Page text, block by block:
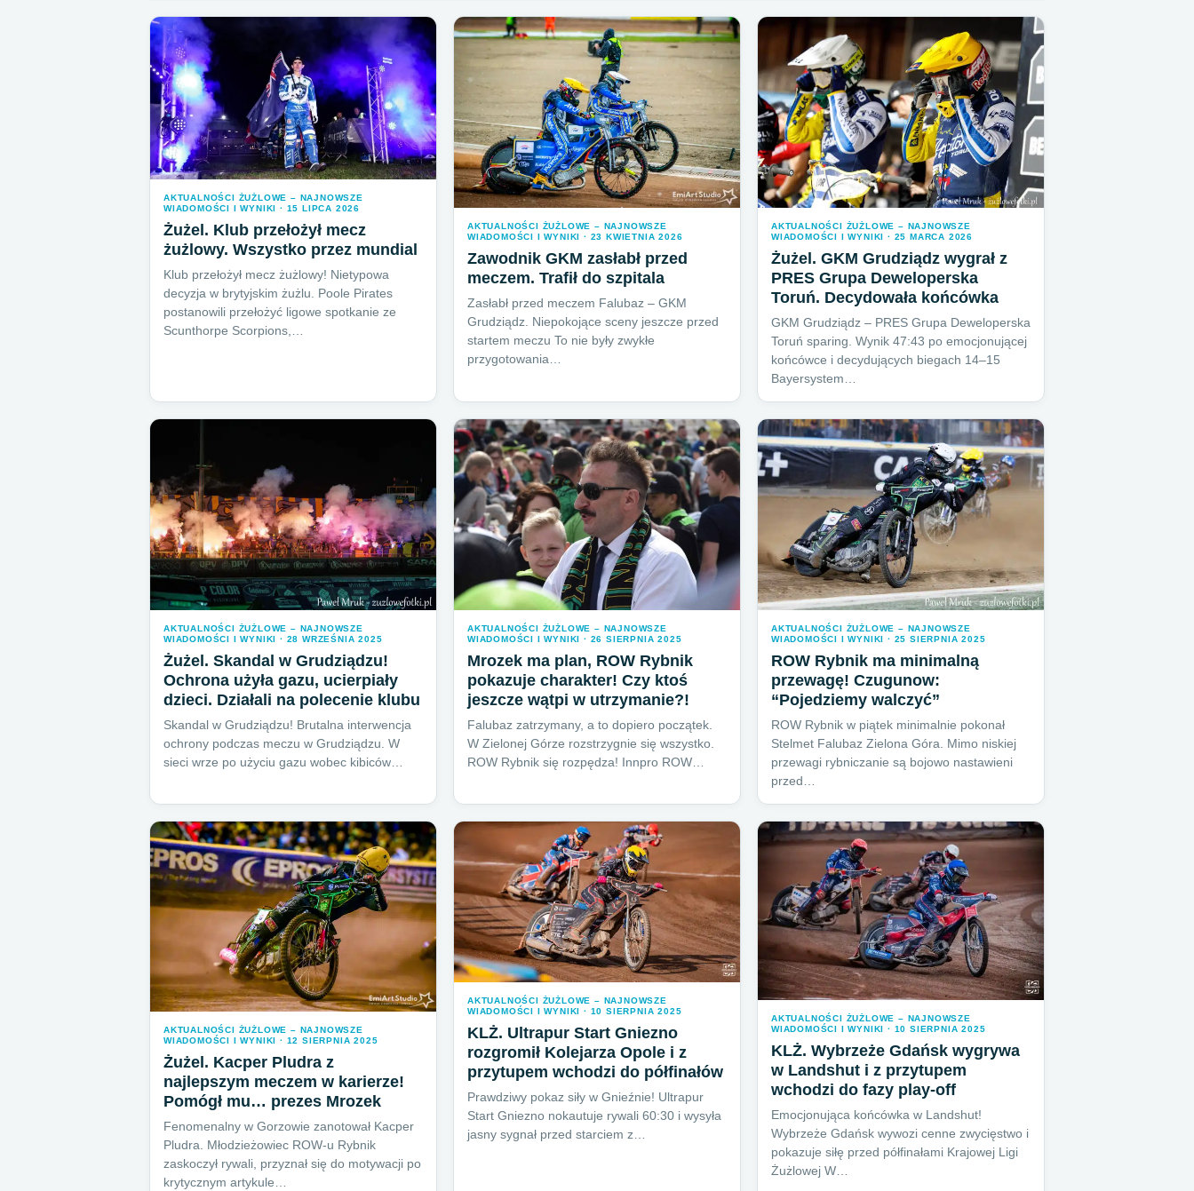
AKTUALNOŚCI ŻUŻLOWE – NAJNOWSZE
WIADOMOŚCI I WYNIKI · 15 LIPCA 2026
Żużel. Klub przełożył mecz
żużlowy. Wszystko przez mundial
Klub przełożył mecz żużlowy! Nietypowa
decyzja w brytyjskim żużlu. Poole Pirates
postanowili przełożyć ligowe spotkanie ze
Scunthorpe Scorpions,…
AKTUALNOŚCI ŻUŻLOWE – NAJNOWSZE
WIADOMOŚCI I WYNIKI · 23 KWIETNIA 2026
Zawodnik GKM zasłabł przed
meczem. Trafił do szpitala
Zasłabł przed meczem Falubaz – GKM
Grudziądz. Niepokojące sceny jeszcze przed
startem meczu To nie były zwykłe
przygotowania…
AKTUALNOŚCI ŻUŻLOWE – NAJNOWSZE
WIADOMOŚCI I WYNIKI · 25 MARCA 2026
Żużel. GKM Grudziądz wygrał z
PRES Grupa Deweloperska
Toruń. Decydowała końcówka
GKM Grudziądz – PRES Grupa Deweloperska
Toruń sparing. Wynik 47:43 po emocjonującej
końcówce i decydujących biegach 14–15
Bayersystem…
AKTUALNOŚCI ŻUŻLOWE – NAJNOWSZE
WIADOMOŚCI I WYNIKI · 28 WRZEŚNIA 2025
Żużel. Skandal w Grudziądzu!
Ochrona użyła gazu, ucierpiały
dzieci. Działali na polecenie klubu
Skandal w Grudziądzu! Brutalna interwencja
ochrony podczas meczu w Grudziądzu. W
sieci wrze po użyciu gazu wobec kibiców…
AKTUALNOŚCI ŻUŻLOWE – NAJNOWSZE
WIADOMOŚCI I WYNIKI · 26 SIERPNIA 2025
Mrozek ma plan, ROW Rybnik
pokazuje charakter! Czy ktoś
jeszcze wątpi w utrzymanie?!
Falubaz zatrzymany, a to dopiero początek.
W Zielonej Górze rozstrzygnie się wszystko.
ROW Rybnik się rozpędza! Innpro ROW…
AKTUALNOŚCI ŻUŻLOWE – NAJNOWSZE
WIADOMOŚCI I WYNIKI · 25 SIERPNIA 2025
ROW Rybnik ma minimalną
przewagę! Czugunow:
“Pojedziemy walczyć”
ROW Rybnik w piątek minimalnie pokonał
Stelmet Falubaz Zielona Góra. Mimo niskiej
przewagi rybniczanie są bojowo nastawieni
przed…
AKTUALNOŚCI ŻUŻLOWE – NAJNOWSZE
WIADOMOŚCI I WYNIKI · 12 SIERPNIA 2025
Żużel. Kacper Pludra z
najlepszym meczem w karierze!
Pomógł mu… prezes Mrozek
Fenomenalny w Gorzowie zanotował Kacper
Pludra. Młodzieżowiec ROW-u Rybnik
zaskoczył rywali, przyznał się do motywacji po
krytycznym artykule…
AKTUALNOŚCI ŻUŻLOWE – NAJNOWSZE
WIADOMOŚCI I WYNIKI · 10 SIERPNIA 2025
KLŻ. Ultrapur Start Gniezno
rozgromił Kolejarza Opole i z
przytupem wchodzi do półfinałów
Prawdziwy pokaz siły w Gnieźnie! Ultrapur
Start Gniezno nokautuje rywali 60:30 i wysyła
jasny sygnał przed starciem z…
AKTUALNOŚCI ŻUŻLOWE – NAJNOWSZE
WIADOMOŚCI I WYNIKI · 10 SIERPNIA 2025
KLŻ. Wybrzeże Gdańsk wygrywa
w Landshut i z przytupem
wchodzi do fazy play-off
Emocjonująca końcówka w Landshut!
Wybrzeże Gdańsk wywozi cenne zwycięstwo i
pokazuje siłę przed półfinałami Krajowej Ligi
Żużlowej W…